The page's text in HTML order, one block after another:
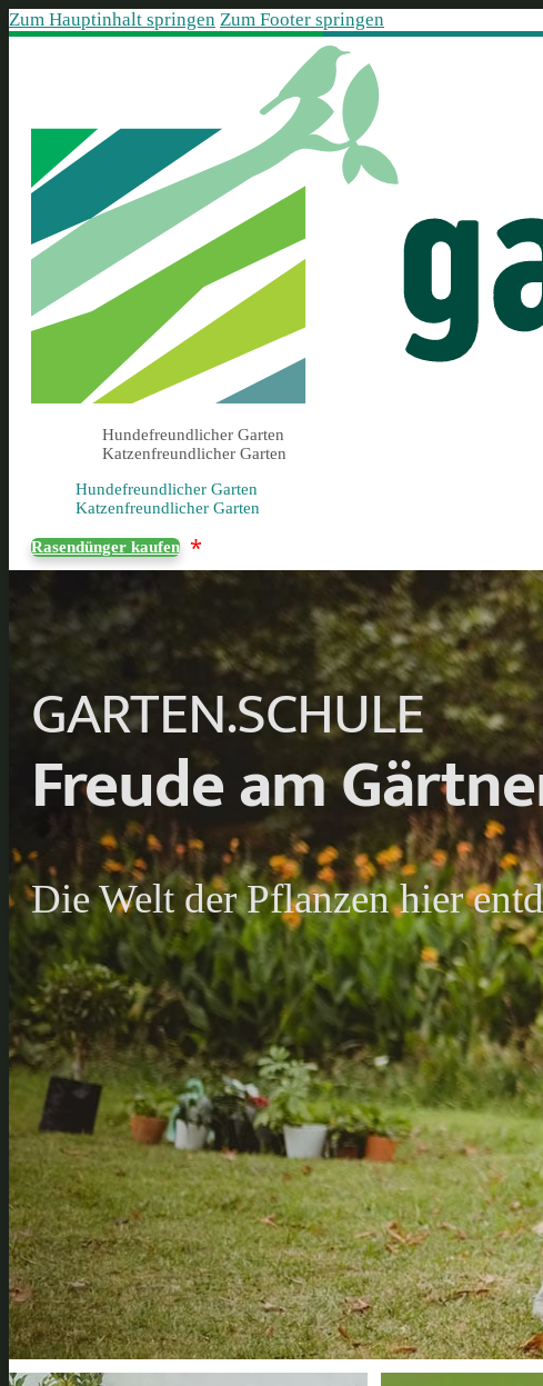
Zum Hauptinhalt springen Zum Footer springen
Hundefreundlicher Garten
Katzenfreundlicher Garten
Hundefreundlicher Garten
Katzenfreundlicher Garten
Rasendünger kaufen *
GARTEN.SCHULE
Freude am
Die Welt der Pflanzen hier